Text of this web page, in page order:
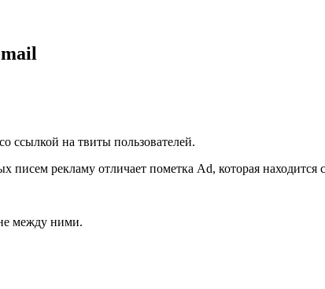
ссылкой на твиты пользователей.
рекламу отличает пометка Ad, которая находится
между ними.